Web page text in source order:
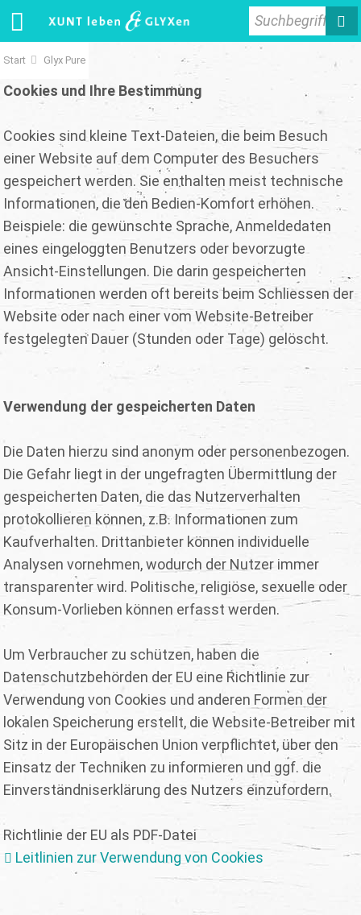
Suchbegriff
Start Glyx Pure
Cookies und Ihre Bestimmung
Cookies sind kleine Text-Dateien, die beim Besuch
einer Website auf dem Computer des Besuchers
gespeichert werden. Sie enthalten meist technische
Informationen, die den Bedien-Komfort erhöhen.
Beispiele: die gewünschte Sprache, Anmeldedaten
eines eingeloggten Benutzers oder bevorzugte
Ansicht-Einstellungen. Die darin gespeicherten
Informationen werden oft bereits beim Schliessen der
Website oder nach einer vom Website-Betreiber
festgelegten Dauer (Stunden oder Tage) gelöscht.
Verwendung der gespeicherten Daten
Die Daten hierzu sind anonym oder personenbezogen.
Die Gefahr liegt in der ungefragten Übermittlung der
gespeicherten Daten, die das Nutzerverhalten
protokollieren können, z.B. Informationen zum
Kaufverhalten. Drittanbieter können individuelle
Analysen vornehmen, wodurch der Nutzer immer
transparenter wird. Politische, religiöse, sexuelle oder
Konsum-Vorlieben können erfasst werden.
Um Verbraucher zu schützen, haben die
Datenschutzbehörden der EU eine Richtlinie zur
Verwendung von Cookies und anderen Formen der
lokalen Speicherung erstellt, die Website-Betreiber mit
Sitz in der Europäischen Union verpflichtet, über den
Einsatz der Techniken zu informieren und ggf. die
Einverständniserklärung des Nutzers einzufordern.
Richtlinie der EU als PDF-Datei
Leitlinien zur Verwendung von Cookies